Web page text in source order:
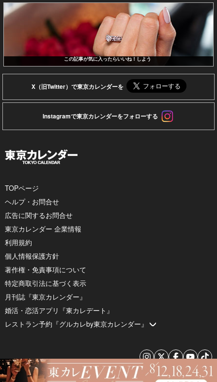
この記事が気に入ったらいいね！しよう
X（旧Twitter）で東京カレンダーを
Instagramで東京カレンダーをフォローする
TOPページ
ヘルプ・お問合せ
広告に関するお問合せ
東京カレンダー 企業情報
利用規約
個人情報保護方針
著作権・免責事項について
特定商取引法に基づく表示
月刊誌『東京カレンダー』
婚活・恋活アプリ『東カレデート』
レストラン予約『グルカレby東京カレンダー』
© 2026 by Tokyo Calendar, Inc.